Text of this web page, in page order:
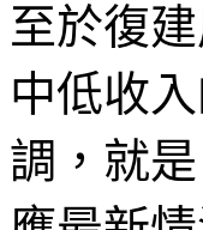
至於復
中低收
調，就